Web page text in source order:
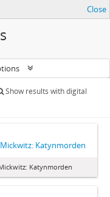
Close
Show results with digital
Katynmorden
Katynmorden